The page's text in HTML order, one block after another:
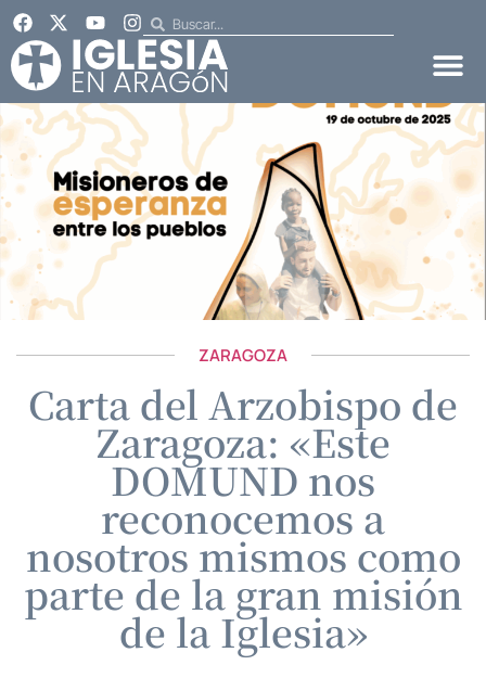
ZARAGOZA
Carta del Arzobispo de
Zaragoza: «Este
DOMUND nos
reconocemos a
nosotros mismos como
parte de la gran misión
de la Iglesia»